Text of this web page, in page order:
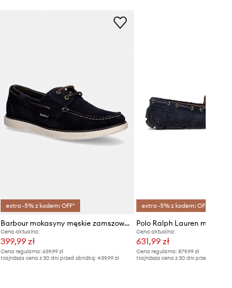
extra -5% z kodem: OFF*
Barbour mokasyny męskie zamszowe Rothley
Cena aktualna:
399,99 zł
Cena regularna:639,99 zł
Najniższa cena z 30 dni przed obniżką:439,99 zł
extra -5% z kodem: OFF*
Cena aktualna:
631,99 zł
Cena regularna: 879,99 zł
Najniższa cena z 30 dni przed obniżką: